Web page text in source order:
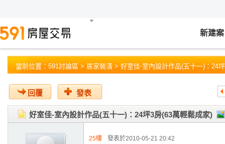
新建案
當前位置： 591討論區 > 居家裝潢 > 好室佳-室內設計作品(五十一)：24
回覆 發表
好室佳-室內設計作品(五十一)：24坪3房(63萬輕鬆成家)
25樓 發表於2010-05-21 20:42